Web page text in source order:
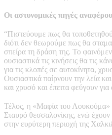
Οι αστυνομικές πηγές
“Πιστεύουμε πως θα
διότι δεν θεωρούμε πως θα
σπείρα τη δράση της. Το
ουσιαστικά τις κινήσεις θα τις
για τις κλοπές σε αυτοκίνητα,
Ουσιαστικά παίρνουν την λεία
και χρυσό και έπειτα φεύγουν
Τέλος, η «Μαφία του Λουκούμα»
Σταυρό θεσσαλονίκης, ενώ
στην ευρύτερη περιοχή της